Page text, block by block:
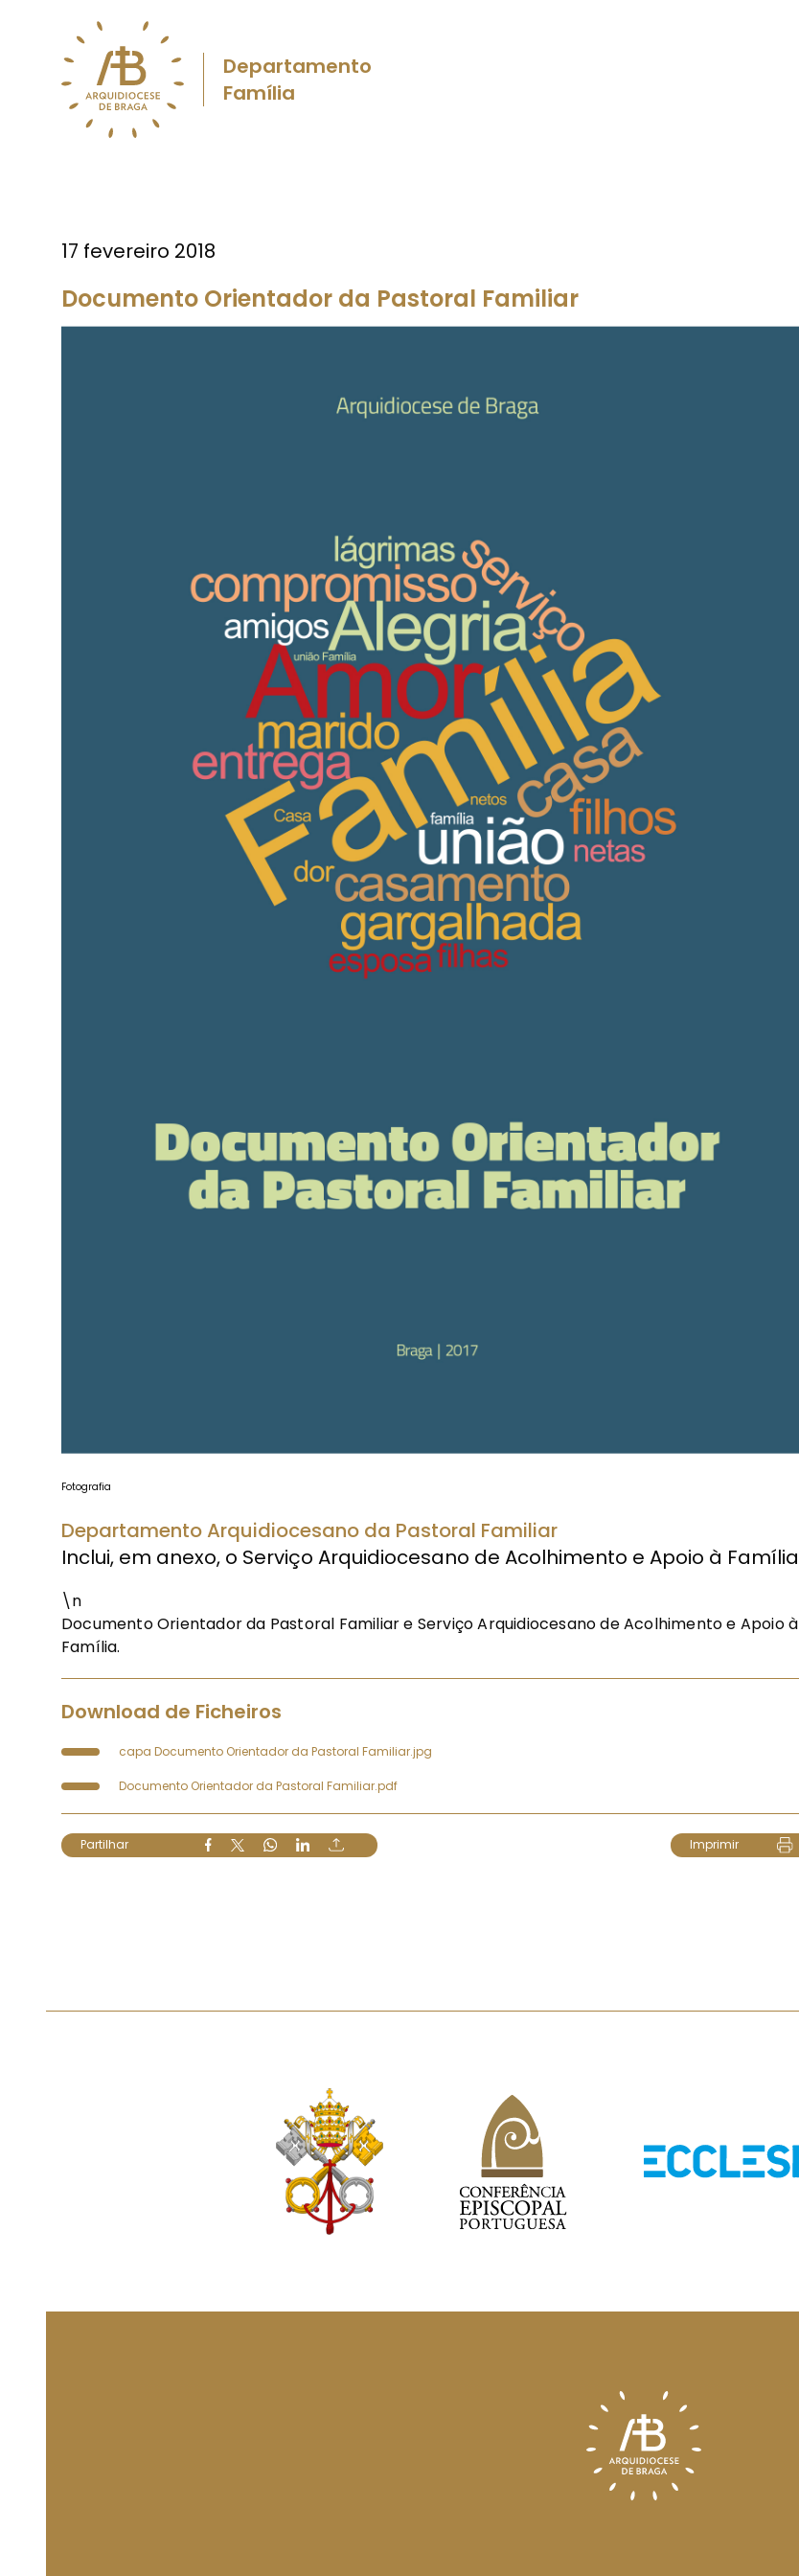
Departamento
Família
17 fevereiro 2018
Documento Orientador da Pastoral Familiar
Fotografia
Departamento Arquidiocesano da Pastoral Familiar
Inclui, em anexo, o Serviço Arquidiocesano de Acolhimento e Apoio à Família
\n
Documento Orientador da Pastoral Familiar e Serviço Arquidiocesano de Acolhimento e Apoio à
Família.
Download de Ficheiros
capa Documento Orientador da Pastoral Familiar.jpg
Documento Orientador da Pastoral Familiar.pdf
Partilhar Imprimir